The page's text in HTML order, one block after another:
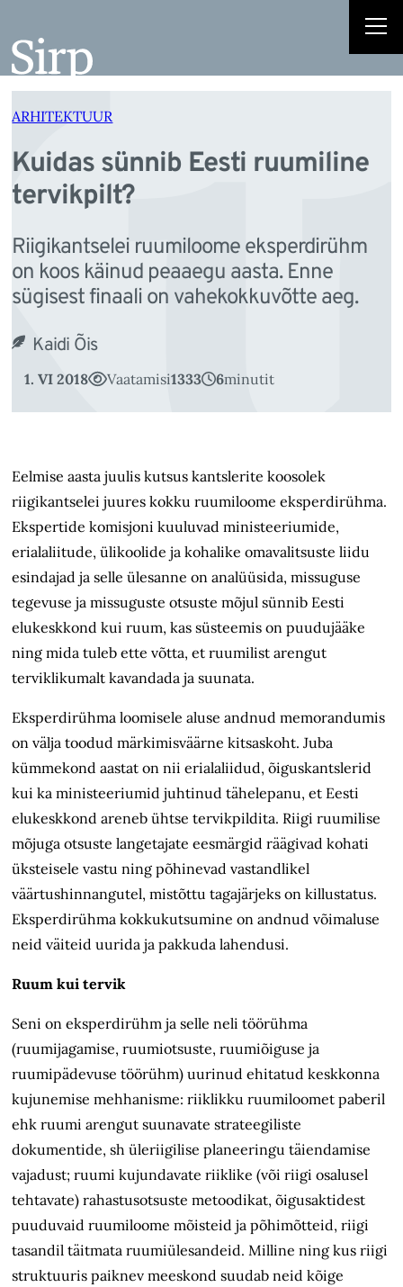
juurde
ARHITEKTUUR
Kuidas sünnib Eesti ruumiline
tervikpilt?
Riigikantselei ruumiloome eksperdirühm
on koos käinud peaaegu aasta. Enne
sügisest finaali on vahekokkuvõtte aeg.
Kaidi Õis
1. VI 2018 Vaatamisi1333 6minutit
Eelmise aasta juulis kutsus kantslerite koosolek
riigikantselei juures kokku ruumiloome eksperdirühma.
Ekspertide komisjoni kuuluvad ministeeriumide,
erialaliitude, ülikoolide ja kohalike omavalitsuste liidu
esindajad ja selle ülesanne on analüüsida, missuguse
tegevuse ja missuguste otsuste mõjul sünnib Eesti
elukeskkond kui ruum, kas süsteemis on puudujääke
ning mida tuleb ette võtta, et ruumilist arengut
terviklikumalt kavandada ja suunata.
Eksperdirühma loomisele aluse andnud memorandumis
on välja toodud märkimisväärne kitsaskoht. Juba
kümmekond aastat on nii erialaliidud, õiguskantslerid
kui ka ministeeriumid juhtinud tähelepanu, et Eesti
elukeskkond areneb ühtse tervikpildita. Riigi ruumilise
mõjuga otsuste langetajate eesmärgid räägivad kohati
üksteisele vastu ning põhinevad vastandlikel
väärtushinnangutel, mistõttu tagajärjeks on killustatus.
Eksperdirühma kokkukutsumine on andnud võimaluse
neid väiteid uurida ja pakkuda lahendusi.
Ruum kui tervik
Seni on eksperdirühm ja selle neli töörühma
(ruumijagamise, ruumiotsuste, ruumiõiguse ja
ruumipädevuse töörühm) uurinud ehitatud keskkonna
kujunemise mehhanisme: riiklikku ruumiloomet paberil
ehk ruumi arengut suunavate strateegiliste
dokumentide, sh üleriigilise planeeringu täiendamise
vajadust; ruumi kujundavate riiklike (või riigi osalusel
tehtavate) rahastusotsuste metoodikat, õigusaktidest
puuduvaid ruumiloome mõisteid ja põhimõtteid, riigi
tasandil täitmata ruumiülesandeid. Milline ning kus riigi
struktuuris paiknev meeskond suudab neid kõige